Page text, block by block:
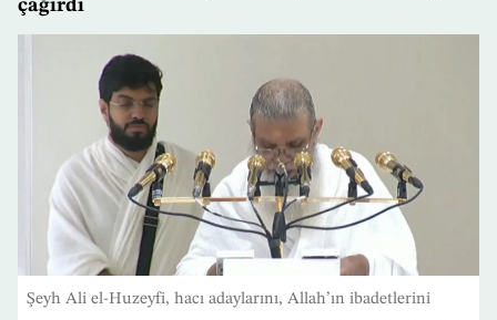
çağırdı
Şeyh Ali el-Huzeyfi, hacı adaylarını, Allah’ın ibadetlerini